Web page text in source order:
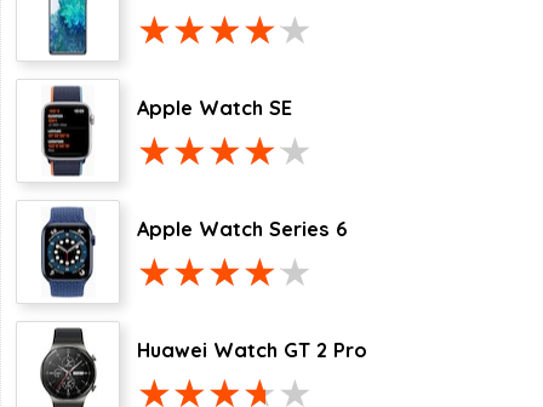
Apple Watch SE
Apple Watch Series 6
Huawei Watch GT 2 Pro